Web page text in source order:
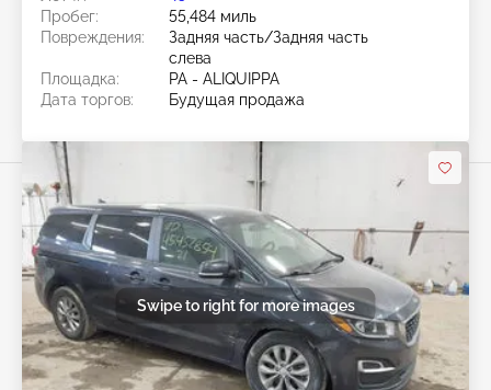
Пробег:
55,484 миль
Повреждения:
Задняя часть/Задняя часть
слева
Площадка:
PA - ALIQUIPPA
Дата торгов:
Будущая продажа
Swipe to right for more images